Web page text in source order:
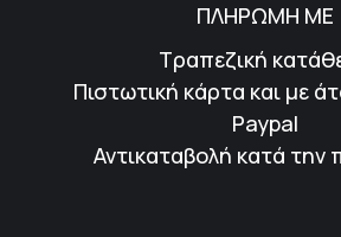
ΠΛΗΡΩΜΗ ΜΕ
Τραπεζική
Πιστωτική κάρτα και με
Paypal
Αντικαταβολή κατά